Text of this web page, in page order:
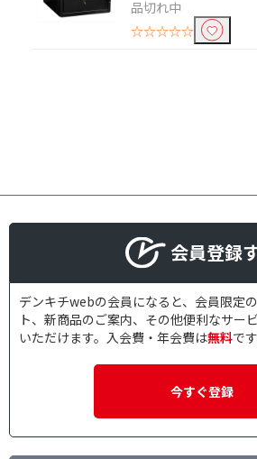
点滅機能無
ネットワークカメラ
首振りで絞り込む
無し
有線・無線で絞り込む
有線
有効画素数で絞り込む
品切れ中
☆☆☆☆☆
会員登録
デンキチwebの会員になると、会員限定
ト、新商品のご案内、その他便利なサー
いただけます。入会費・年会費は無料です
今すぐ登録